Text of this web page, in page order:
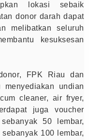
lokasi sebaik
donor darah dapat
melibatkan seluruh
kesuksesan
FPK Riau dan
menyediakan undian
cleaner, air fryer,
juga voucher
50 lembar,
100 lembar,